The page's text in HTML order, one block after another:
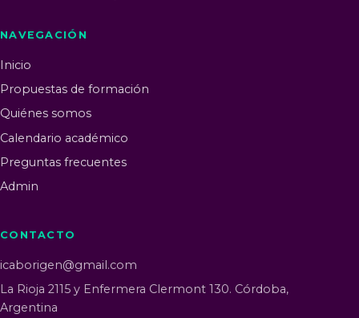
NAVEGACIÓN
Inicio
Propuestas de formación
Quiénes somos
Calendario académico
Preguntas frecuentes
Admin
CONTACTO
icaborigen@gmail.com
La Rioja 2115 y Enfermera Clermont 130. Córdoba,
Argentina